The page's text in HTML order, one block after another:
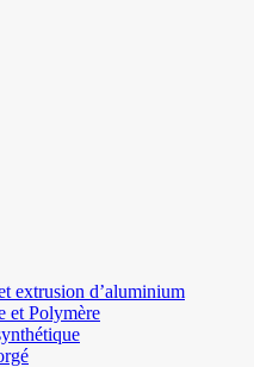
extrusion d’aluminium
et Polymère